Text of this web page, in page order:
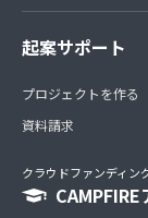
起案サポート
プロジェクトを作る
資料請求
クラウドファンディン